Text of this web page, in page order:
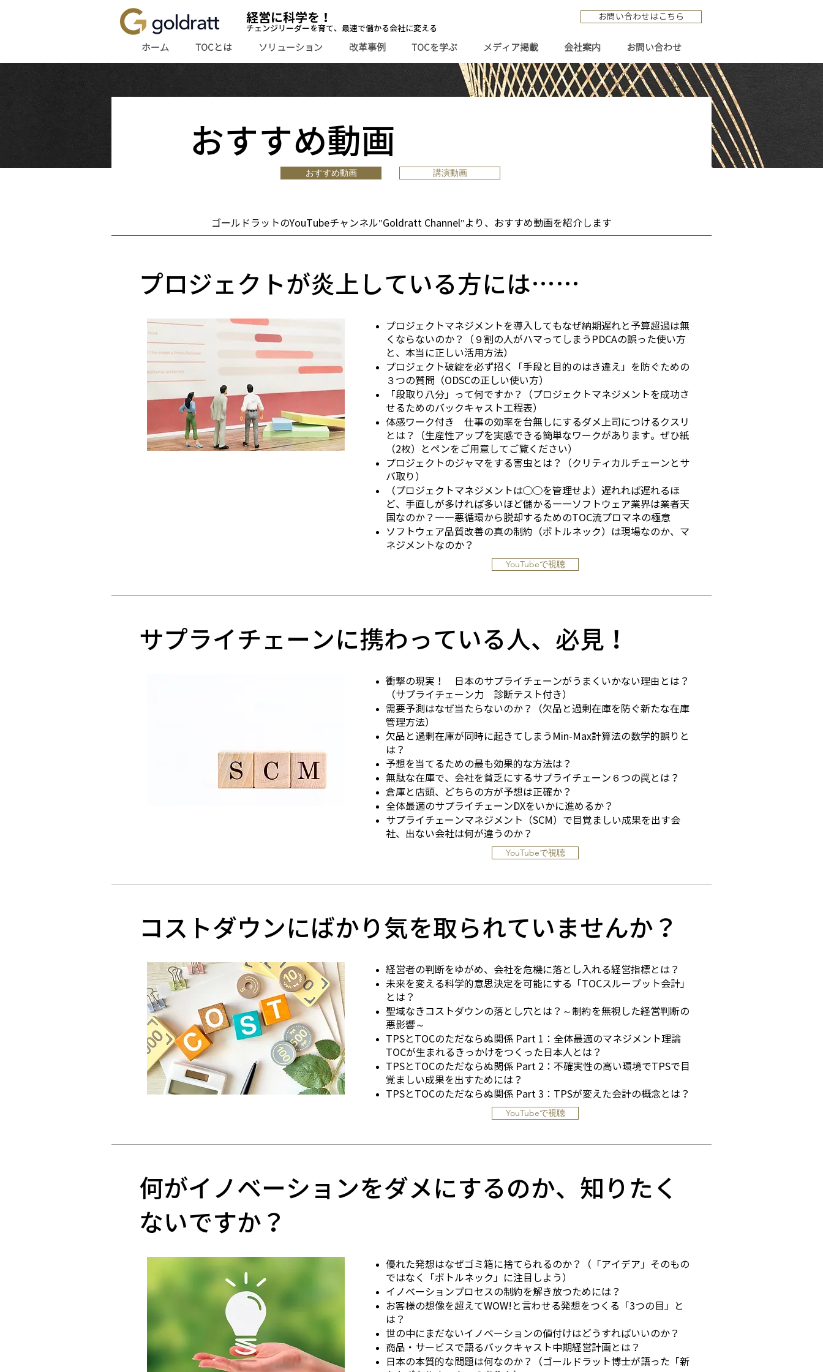
経営に科学を！
チェンジリーダーを育て、最速で儲かる会社に変える
お問い合わせはこちら
ホーム TOCとは ソリューション 改革事例 TOCを学ぶ メディア掲載 会社案内 お問い合わせ
おすすめ動画
おすすめ動画 講演動画
ゴールドラットのYouTubeチャンネル"Goldratt Channel"より、おすすめ動画を紹介します
プロジェクトが炎上している方には……
プロジェクトマネジメントを導入してもなぜ納期遅れと予算超過は無
くならないのか？（９割の人がハマってしまうPDCAの誤った使い方
と、本当に正しい活用方法）
プロジェクト破綻を必ず招く「手段と目的のはき違え」を防ぐための
３つの質問（ODSCの正しい使い方）
「段取り八分」って何ですか？（プロジェクトマネジメントを成功さ
せるためのバックキャスト工程表）
体感ワーク付き 仕事の効率を台無しにするダメ上司につけるクスリ
とは？（生産性アップを実感できる簡単なワークがあります。ぜひ紙
（2枚）とペンをご用意してご覧ください）
プロジェクトのジャマをする害虫とは？（クリティカルチェーンとサ
バ取り）
（プロジェクトマネジメントは◯◯を管理せよ）遅れれば遅れるほ
ど、手直しが多ければ多いほど儲かる――ソフトウェア業界は業者天
国なのか？――悪循環から脱却するためのTOC流プロマネの極意
ソフトウェア品質改善の真の制約（ボトルネック）は現場なのか、マ
ネジメントなのか？
YouTubeで視聴
サプライチェーンに携わっている人、必見！
衝撃の現実！ 日本のサプライチェーンがうまくいかない理由とは？
（サプライチェーン力 診断テスト付き）
需要予測はなぜ当たらないのか？（欠品と過剰在庫を防ぐ新たな在庫
管理方法）
欠品と過剰在庫が同時に起きてしまうMin-Max計算法の数学的誤りと
は？
予想を当てるための最も効果的な方法は？
無駄な在庫で、会社を貧乏にするサプライチェーン６つの罠とは？
倉庫と店頭、どちらの方が予想は正確か？
全体最適のサプライチェーンDXをいかに進めるか？
サプライチェーンマネジメント（SCM）で目覚ましい成果を出す会
社、出ない会社は何が違うのか？
YouTubeで視聴
コストダウンにばかり気を取られていませんか？
経営者の判断をゆがめ、会社を危機に落とし入れる経営指標とは？
未来を変える科学的意思決定を可能にする「TOCスループット会計」
とは？
聖域なきコストダウンの落とし穴とは？～制約を無視した経営判断の
悪影響～
TPSとTOCのただならぬ関係 Part 1：全体最適のマネジメント理論
TOCが生まれるきっかけをつくった日本人とは？
TPSとTOCのただならぬ関係 Part 2：不確実性の高い環境でTPSで目
覚ましい成果を出すためには？
TPSとTOCのただならぬ関係 Part 3：TPSが変えた会計の概念とは？
YouTubeで視聴
何がイノベーションをダメにするのか、知りたく
ないですか？
優れた発想はなぜゴミ箱に捨てられるのか？（「アイデア」そのもの
ではなく「ボトルネック」に注目しよう）
イノベーションプロセスの制約を解き放つためには？
お客様の想像を超えてWOW!と言わせる発想をつくる「3つの目」と
は？
世の中にまだないイノベーションの値付けはどうすればいいのか？
商品・サービスで語るバックキャスト中期経営計画とは？
日本の本質的な問題は何なのか？（ゴールドラット博士が語った「新